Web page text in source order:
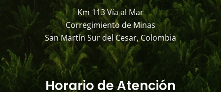
Km 113 Vía al Mar
Corregimiento de Minas
San Martín Sur del Cesar, Colombia
Horario de Atención